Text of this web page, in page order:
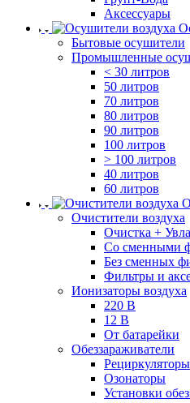
Аксессуары
Бытовые осушители
Промышленные
< 30 литров
50 литров
70 литров
80 литров
90 литров
100 литров
> 100 литров
40 литров
60 литров
Очистители воздуха
Очистка +
Cо сменными
Без сменных
Фильтры и
Ионизаторы воздуха
220 В
12 В
От батарейки
Обеззараживатели
Рециркуляторы
Озонаторы
Установки